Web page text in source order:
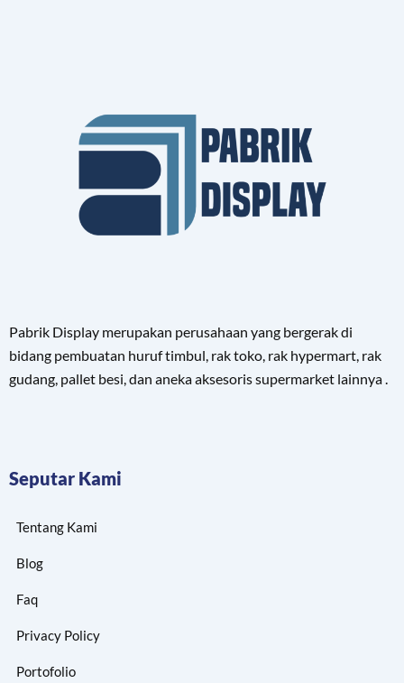
Pabrik Display merupakan perusahaan yang bergerak di
bidang pembuatan huruf timbul, rak toko, rak hypermart, rak
gudang, pallet besi, dan aneka aksesoris supermarket lainnya .
Seputar Kami
Tentang Kami
Blog
Faq
Privacy Policy
Portofolio